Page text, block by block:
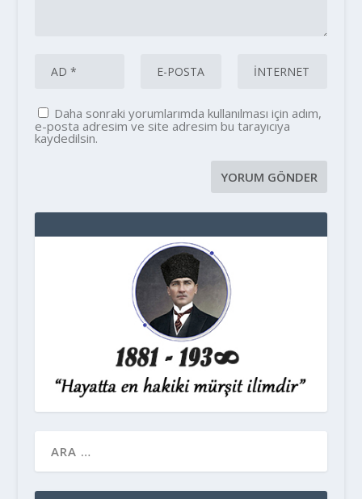
Daha sonraki yorumlarımda kullanılması için adım,
e-posta adresim ve site adresim bu tarayıcıya
kaydedilsin.